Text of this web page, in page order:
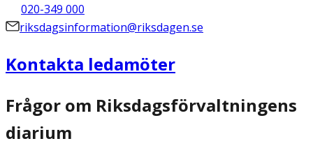
020-349 000
riksdagsinformation@riksdagen.se
Kontakta ledamöter
Frågor om Riksdagsförvaltningens
diarium